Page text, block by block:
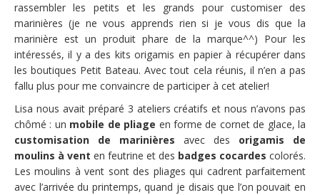
rassembler les petits et les grands pour customiser des
marinières (je ne vous apprends rien si je vous dis que la
marinière est un produit phare de la marque^^) Pour les
intéressés, il y a des kits origamis en papier à récupérer dans
les boutiques Petit Bateau. Avec tout cela réunis, il n’en a pas
fallu plus pour me convaincre de participer à cet atelier!
Lisa nous avait préparé 3 ateliers créatifs et nous n’avons pas
chômé : un mobile de pliage en forme de cornet de glace, la
customisation de marinières avec des origamis de
moulins à vent en feutrine et des badges cocardes colorés.
Les moulins à vent sont des pliages qui cadrent parfaitement
avec l’arrivée du printemps, quand je disais que l’on pouvait en